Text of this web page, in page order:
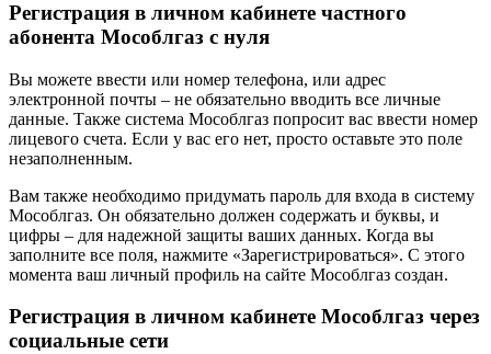
Регистрация в личном кабинете частного
абонента Мособлгаз с нуля
Вы можете ввести или номер телефона, или адрес
электронной почты – не обязательно вводить все личные
данные. Также система Мособлгаз попросит вас ввести номер
лицевого счета. Если у вас его нет, просто оставьте это поле
незаполненным.
Вам также необходимо придумать пароль для входа в систему
Мособлгаз. Он обязательно должен содержать и буквы, и
цифры – для надежной защиты ваших данных. Когда вы
заполните все поля, нажмите «Зарегистрироваться». С этого
момента ваш личный профиль на сайте Мособлгаз создан.
Регистрация в личном кабинете Мособлгаз через
социальные сети